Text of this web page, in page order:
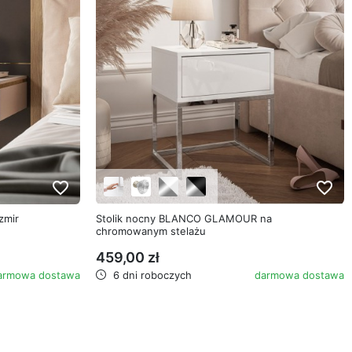
favorite_border
dostawa
favorite_border
Stolik nocny BLANCO GLAMOUR na
chromowanym stelażu
459,00 zł
6 dni roboczych darmowa dostawa